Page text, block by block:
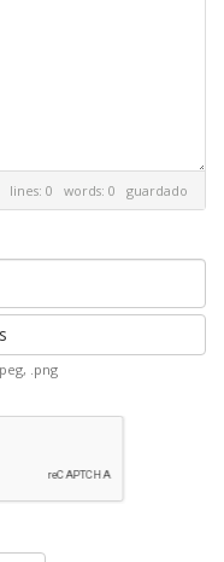
lines: 0 words: 0 guardado
.png